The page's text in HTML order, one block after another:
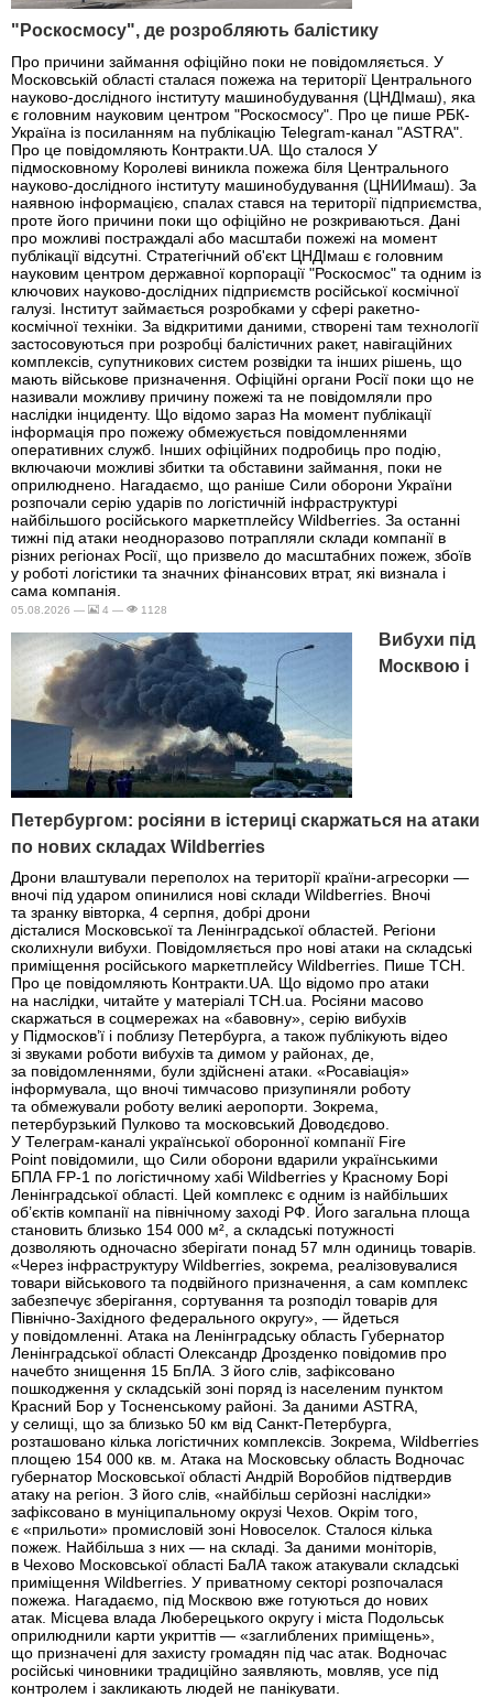
"Роскосмосу", де розробляють балістику
Про причини займання офіційно поки не повідомляється. У
Московській області сталася пожежа на території Центрального
науково-дослідного інституту машинобудування (ЦНДІмаш), яка
є головним науковим центром "Роскосмосу". Про це пише РБК-
Україна із посиланням на публікацію Telegram-канал "ASTRA".
Про це повідомляють Контракти.UA. Що сталося У
підмосковному Королеві виникла пожежа біля Центрального
науково-дослідного інституту машинобудування (ЦНИИмаш). За
наявною інформацією, спалах стався на території підприємства,
проте його причини поки що офіційно не розкриваються. Дані
про можливі постраждалі або масштаби пожежі на момент
публікації відсутні. Стратегічний об'єкт ЦНДІмаш є головним
науковим центром державної корпорації "Роскосмос" та одним із
ключових науково-дослідних підприємств російської космічної
галузі. Інститут займається розробками у сфері ракетно-
космічної техніки. За відкритими даними, створені там технології
застосовуються при розробці балістичних ракет, навігаційних
комплексів, супутникових систем розвідки та інших рішень, що
мають військове призначення. Офіційні органи Росії поки що не
називали можливу причину пожежі та не повідомляли про
наслідки інциденту. Що відомо зараз На момент публікації
інформація про пожежу обмежується повідомленнями
оперативних служб. Інших офіційних подробиць про подію,
включаючи можливі збитки та обставини займання, поки не
оприлюднено. Нагадаємо, що раніше Сили оборони України
розпочали серію ударів по логістичній інфраструктурі
найбільшого російського маркетплейсу Wildberries. За останні
тижні під атаки неодноразово потрапляли склади компанії в
різних регіонах Росії, що призвело до масштабних пожеж, збоїв
у роботі логістики та значних фінансових втрат, які визнала і
сама компанія.
05.08.2026 — 4 — 1128
Вибухи під
Москвою і
Петербургом: росіяни в істериці скаржаться на атаки
по нових складах Wildberries
Дрони влаштували переполох на території країни-агресорки —
вночі під ударом опинилися нові склади Wildberries. Вночі
та зранку вівторка, 4 серпня, добрі дрони
дісталися Московської та Ленінградської областей. Регіони
сколихнули вибухи. Повідомляється про нові атаки на складські
приміщення російського маркетплейсу Wildberries. Пише ТСН.
Про це повідомляють Контракти.UA. Що відомо про атаки
на наслідки, читайте у матеріалі ТСН.ua. Росіяни масово
скаржаться в соцмережах на «бавовну», серію вибухів
у Підмосков’ї і поблизу Петербурга, а також публікують відео
зі звуками роботи вибухів та димом у районах, де,
за повідомленнями, були здійснені атаки. «Росавіація»
інформувала, що вночі тимчасово призупиняли роботу
та обмежували роботу великі аеропорти. Зокрема,
петербурзький Пулково та московський Доводєдово.
У Телеграм-каналі української оборонної компанії Fire
Point повідомили, що Сили оборони вдарили українськими
БПЛА FP-1 по логістичному хабі Wildberries у Красному Борі
Ленінградської області. Цей комплекс є одним із найбільших
об’єктів компанії на північному заході РФ. Його загальна площа
становить близько 154 000 м², а складські потужності
дозволяють одночасно зберігати понад 57 млн одиниць товарів.
«Через інфраструктуру Wildberries, зокрема, реалізовувалися
товари військового та подвійного призначення, а сам комплекс
забезпечує зберігання, сортування та розподіл товарів для
Північно-Західного федерального округу», — йдеться
у повідомленні. Атака на Ленінградську область Губернатор
Ленінградської області Олександр Дрозденко повідомив про
начебто знищення 15 БпЛА. З його слів, зафіксовано
пошкодження у складській зоні поряд із населеним пунктом
Красний Бор у Тосненському районі. За даними ASTRA,
у селищі, що за близько 50 км від Санкт-Петербурга,
розташовано кілька логістичних комплексів. Зокрема, Wildberries
площею 154 000 кв. м. Атака на Московську область Водночас
губернатор Московської області Андрій Воробйов підтвердив
атаку на регіон. З його слів, «найбільш серйозні наслідки»
зафіксовано в муніципальному окрузі Чехов. Окрім того,
є «прильоти» промисловій зоні Новоселок. Сталося кілька
пожеж. Найбільша з них — на складі. За даними моніторів,
в Чехово Московської області БаЛА також атакували складські
приміщення Wildberries. У приватному секторі розпочалася
пожежа. Нагадаємо, під Москвою вже готуються до нових
атак. Місцева влада Люберецького округу і міста Подольськ
оприлюднили карти укриттів — «заглиблених приміщень»,
що призначені для захисту громадян під час атак. Водночас
російські чиновники традиційно заявляють, мовляв, усе під
контролем і закликають людей не панікувати.